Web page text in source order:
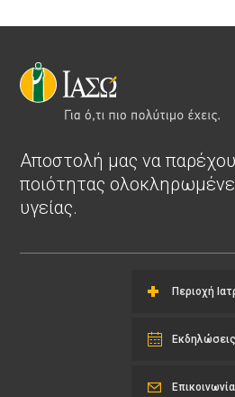
Αποστολή μας να
ποιότητας
υγείας.
Περιοχή
Εκδηλώσεις
Επικοινωνία